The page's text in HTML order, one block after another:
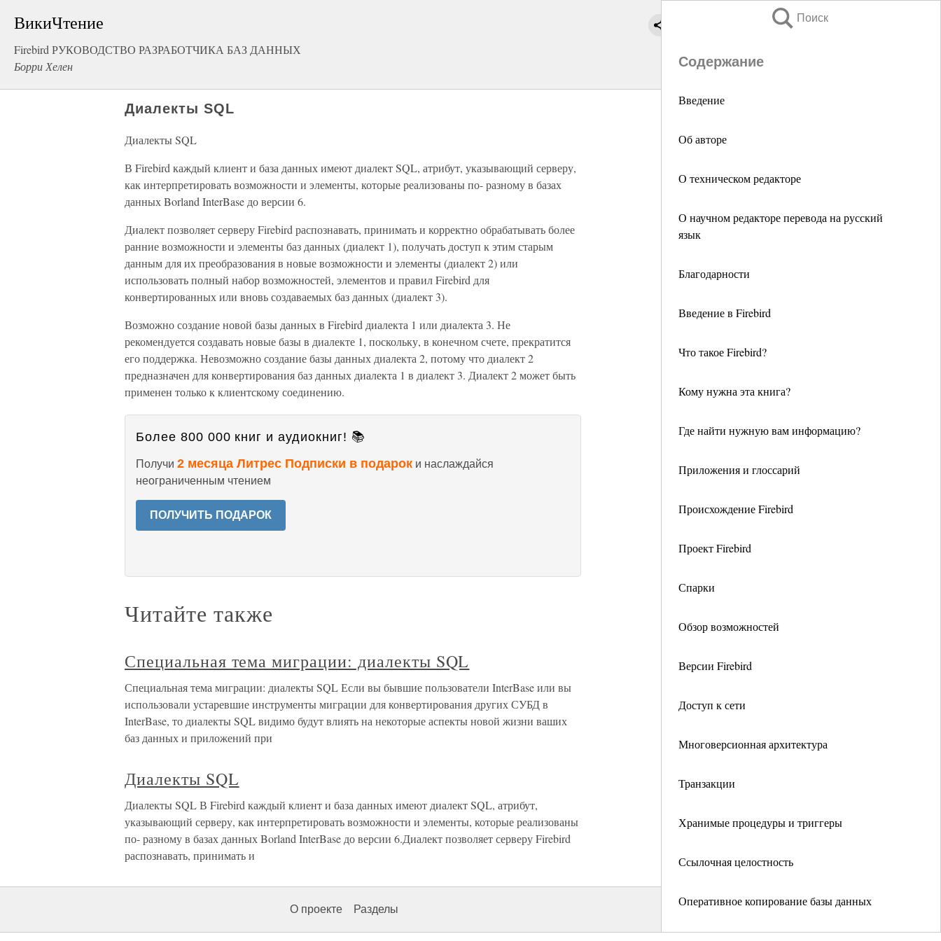
ВикиЧтение
Firebird РУКОВОДСТВО РАЗРАБОТЧИКА БАЗ ДАННЫХ
Борри Хелен
Поиск
Содержание
Введение
Об авторе
О техническом редакторе
О научном редакторе перевода на русский
язык
Благодарности
Введение в Firebird
Что такое Firebird?
Кому нужна эта книга?
Где найти нужную вам информацию?
Приложения и глоссарий
Происхождение Firebird
Проект Firebird
Спарки
Обзор возможностей
Версии Firebird
Доступ к сети
Многоверсионная архитектура
Транзакции
Хранимые процедуры и триггеры
Ссылочная целостность
Оперативное копирование базы данных
Диалекты SQL
Диалекты SQL
В Firebird каждый клиент и база данных имеют диалект SQL, атрибут, указывающий серверу,
как интерпретировать возможности и элементы, которые реализованы по- разному в базах
данных Borland InterBase до версии 6.
Диалект позволяет серверу Firebird распознавать, принимать и корректно обрабатывать более
ранние возможности и элементы баз данных (диалект 1), получать доступ к этим старым
данным для их преобразования в новые возможности и элементы (диалект 2) или
использовать полный набор возможностей, элементов и правил Firebird для
конвертированных или вновь создаваемых баз данных (диалект 3).
Возможно создание новой базы данных в Firebird диалекта 1 или диалекта 3. Не
рекомендуется создавать новые базы в диалекте 1, поскольку, в конечном счете, прекратится
его поддержка. Невозможно создание базы данных диалекта 2, потому что диалект 2
предназначен для конвертирования баз данных диалекта 1 в диалект 3. Диалект 2 может быть
применен только к клиентскому соединению.
Более 800 000 книг и аудиокниг! 📚
Получи 2 месяца Литрес Подписки в подарок и наслаждайся
неограниченным чтением
ПОЛУЧИТЬ ПОДАРОК
Читайте также
Специальная тема миграции: диалекты SQL
Специальная тема миграции: диалекты SQL Если вы бывшие пользователи InterBase или вы
использовали устаревшие инструменты миграции для конвертирования других СУБД в
InterBase, то диалекты SQL видимо будут влиять на некоторые аспекты новой жизни ваших
баз данных и приложений при
Диалекты SQL
Диалекты SQL В Firebird каждый клиент и база данных имеют диалект SQL, атрибут,
указывающий серверу, как интерпретировать возможности и элементы, которые реализованы
по- разному в базах данных Borland InterBase до версии 6.Диалект позволяет серверу Firebird
распознавать, принимать и
О проекте Разделы